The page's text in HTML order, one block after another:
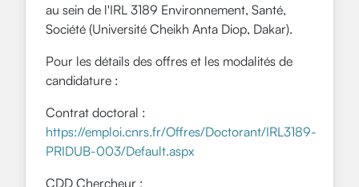
au sein de l'IRL 3189 Environnement, Santé,
Société (Université Cheikh Anta Diop, Dakar).
Pour les détails des offres et les modalités de
candidature :
Contrat doctoral :
https://emploi.cnrs.fr/Offres/Doctorant/IRL3189-
PRIDUB-003/Default.aspx
CDD Chercheur :